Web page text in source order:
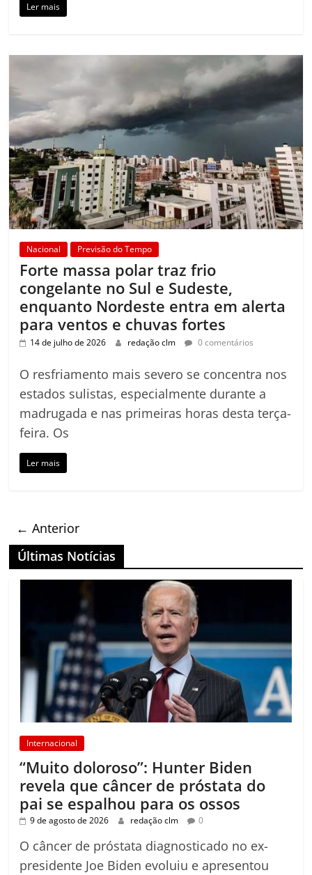
Ler mais
Nacional Previsão do Tempo
Forte massa polar traz frio
congelante no Sul e Sudeste,
enquanto Nordeste entra em alerta
para ventos e chuvas fortes
14 de julho de 2026 redação clm 0 comentários
O resfriamento mais severo se concentra nos
estados sulistas, especialmente durante a
madrugada e nas primeiras horas desta terça-
feira. Os
Ler mais
← Anterior
Últimas Notícias
Internacional
“Muito doloroso”: Hunter Biden
revela que câncer de próstata do
pai se espalhou para os ossos
9 de agosto de 2026 redação clm 0
O câncer de próstata diagnosticado no ex-
presidente Joe Biden evoluiu e apresentou